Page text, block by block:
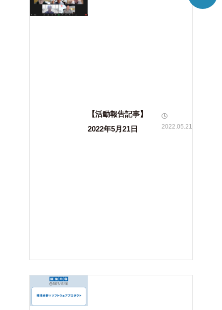
【活動報告記事】
2022年5月21日
2022.05.21